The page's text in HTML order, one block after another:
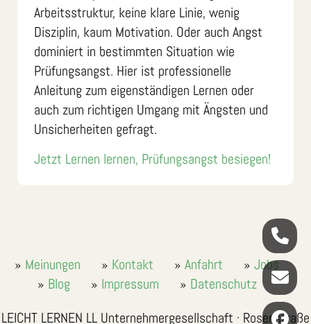
Arbeitsstruktur, keine klare Linie, wenig
Disziplin, kaum Motivation. Oder auch Angst
dominiert in bestimmten Situation wie
Prüfungsangst. Hier ist professionelle
Anleitung zum eigenständigen Lernen oder
auch zum richtigen Umgang mit Ängsten und
Unsicherheiten gefragt.
Jetzt Lernen lernen, Prüfungsangst besiegen!
Meinungen Kontakt Anfahrt
Jobs
Blog
Impressum
Datenschutz
LEICHT LERNEN LL Unternehmergesellschaft · Rosenstraße